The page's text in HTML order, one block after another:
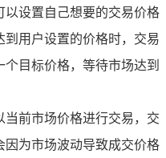
以设置自己想要的交易价格
到用户设置的价格时，交易
目标价格，等待市场达到
当前市场价格进行交易，交
因为市场波动导致成交价格